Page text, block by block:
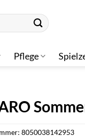
Pflege
8050038142953